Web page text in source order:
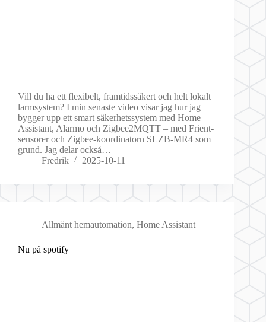
Vill du ha ett flexibelt, framtidssäkert och helt lokalt
larmsystem? I min senaste video visar jag hur jag
bygger upp ett smart säkerhetssystem med Home
Assistant, Alarmo och Zigbee2MQTT – med Frient-
sensorer och Zigbee-koordinatorn SLZB-MR4 som
grund. Jag delar också…
Fredrik
2025-10-11
Allmänt hemautomation, Home Assistant
Nu på spotify